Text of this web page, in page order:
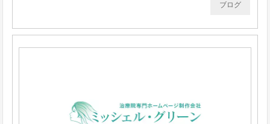
ブログ